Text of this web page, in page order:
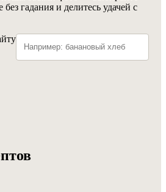
гадания и делитесь удачей с